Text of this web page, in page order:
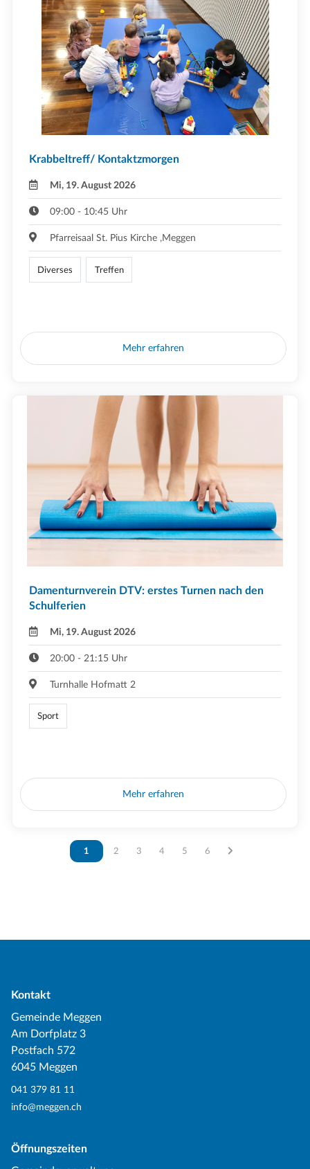
Krabbeltreff/ Kontaktzmorgen
Mi, 19. August 2026
09:00 - 10:45 Uhr
Pfarreisaal St. Pius Kirche ,Meggen
Diverses Treffen
Mehr erfahren
Damenturnverein DTV: erstes Turnen nach den
Schulferien
Mi, 19. August 2026
20:00 - 21:15 Uhr
Turnhalle Hofmatt 2
Sport
Mehr erfahren
Vous êtes sur la page
1 Vous êtes sur la page
2 Vous êtes sur la page
3 Vous êtes sur la page
4 Vous êtes sur la page
5 Vous êtes sur la page
6
Kontakt
Gemeinde Meggen
Am Dorfplatz 3
Postfach 572
6045 Meggen
041 379 81 11
info@meggen.ch
Öffnungszeiten